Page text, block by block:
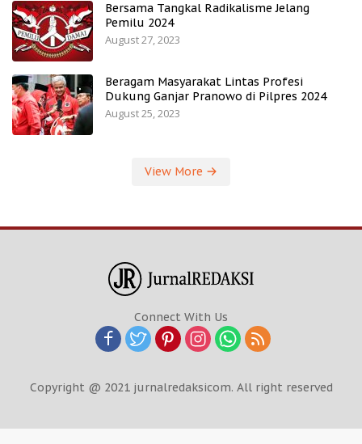
Bersama Tangkal Radikalisme Jelang
Pemilu 2024
August 27, 2023
Beragam Masyarakat Lintas Profesi
Dukung Ganjar Pranowo di Pilpres 2024
August 25, 2023
View More
Connect With Us
Copyright @ 2021 jurnalredaksicom. All right reserved